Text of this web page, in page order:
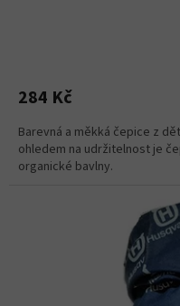
284 Kč
Barevná a měkká čepice z
ohledem na udržitelnost je
organické bavlny.